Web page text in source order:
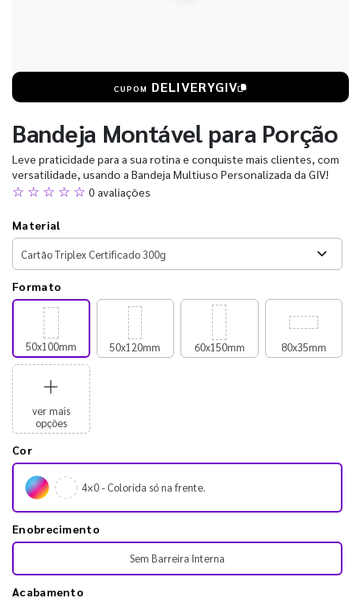
CUPOM DELIVERYGIV
Bandeja Montável para Porção
Leve praticidade para a sua rotina e conquiste mais clientes, com
versatilidade, usando a Bandeja Multiuso Personalizada da GIV!
☆ ☆ ☆ ☆ ☆ 0 avaliações
Material
Formato
50x100mm 50x120mm 60x150mm 80x35mm
ver mais
opções
Cor
4×0 - Colorida só na frente.
Enobrecimento
Sem Barreira Interna
Acabamento